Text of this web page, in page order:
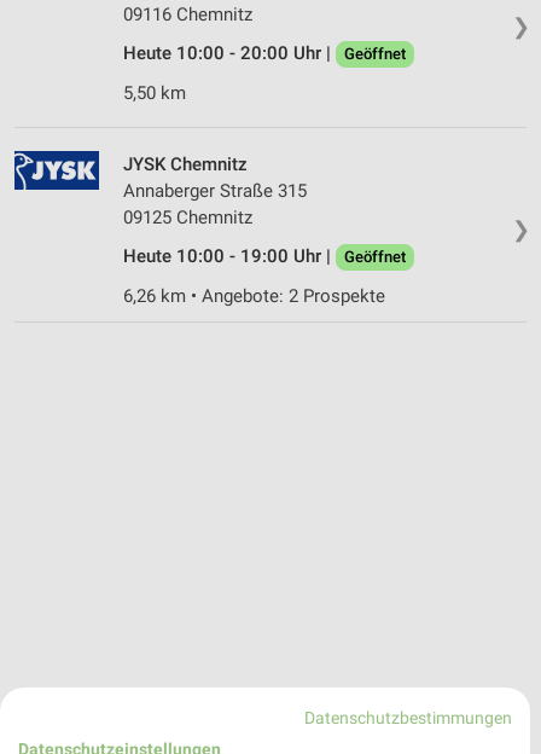
❯
09116 Chemnitz
Heute 10:00 - 20:00 Uhr |
Geöffnet
5,50 km
❯
JYSK Chemnitz
Annaberger Straße 315
09125 Chemnitz
Heute 10:00 - 19:00 Uhr |
Geöffnet
6,26 km • Angebote: 2 Prospekte
Datenschutzbestimmungen
Datenschutzeinstellungen